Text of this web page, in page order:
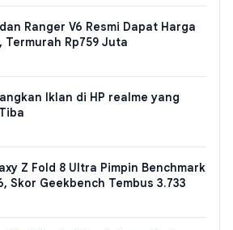
Ranger V6 Resmi Dapat Harga
Termurah Rp759 Juta
Iklan di HP realme yang
Z Fold 8 Ultra Pimpin Benchmark
Skor Geekbench Tembus 3.733